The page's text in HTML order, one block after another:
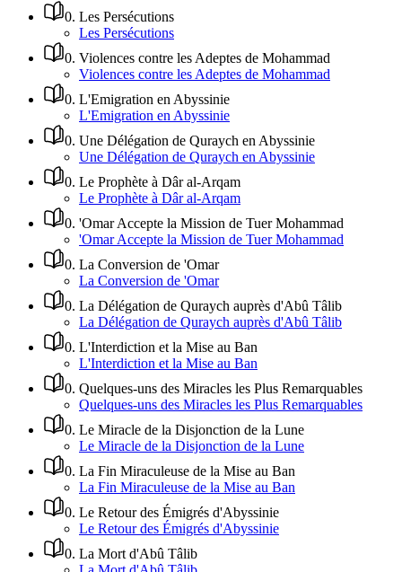
0. Les Persécutions
Les Persécutions
0. Violences contre les Adeptes de Mohammad
Violences contre les Adeptes de Mohammad
0. L'Emigration en Abyssinie
L'Emigration en Abyssinie
0. Une Délégation de Quraych en Abyssinie
Une Délégation de Quraych en Abyssinie
0. Le Prophète à Dâr al-Arqam
Le Prophète à Dâr al-Arqam
0. 'Omar Accepte la Mission de Tuer Mohammad
'Omar Accepte la Mission de Tuer Mohammad
0. La Conversion de 'Omar
La Conversion de 'Omar
0. La Délégation de Quraych auprès d'Abû Tâlib
La Délégation de Quraych auprès d'Abû Tâlib
0. L'Interdiction et la Mise au Ban
L'Interdiction et la Mise au Ban
0. Quelques-uns des Miracles les Plus Remarquables
Quelques-uns des Miracles les Plus Remarquables
0. Le Miracle de la Disjonction de la Lune
Le Miracle de la Disjonction de la Lune
0. La Fin Miraculeuse de la Mise au Ban
La Fin Miraculeuse de la Mise au Ban
0. Le Retour des Émigrés d'Abyssinie
Le Retour des Émigrés d'Abyssinie
0. La Mort d'Abû Tâlib